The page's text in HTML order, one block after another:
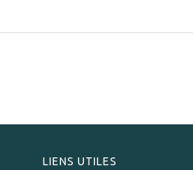
LIENS UTILES